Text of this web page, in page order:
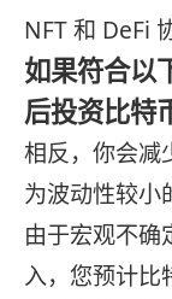
NFT 和 DeFi
如果符合以
后投资比特
相反，你会减
为波动性较小
由于宏观不确
入，您预计比